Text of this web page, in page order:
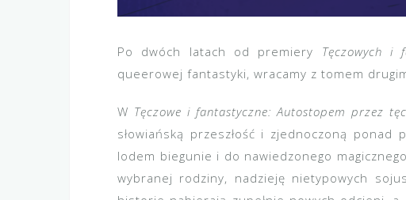
Po dwóch latach od premiery Tęczowych i
queerowej fantastyki, wracamy z tomem
W Tęczowe i fantastyczne: Autostopem przez
słowiańską przeszłość i zjednoczoną ponad
lodem biegunie i do nawiedzonego
wybranej rodziny, nadzieję nietypowych